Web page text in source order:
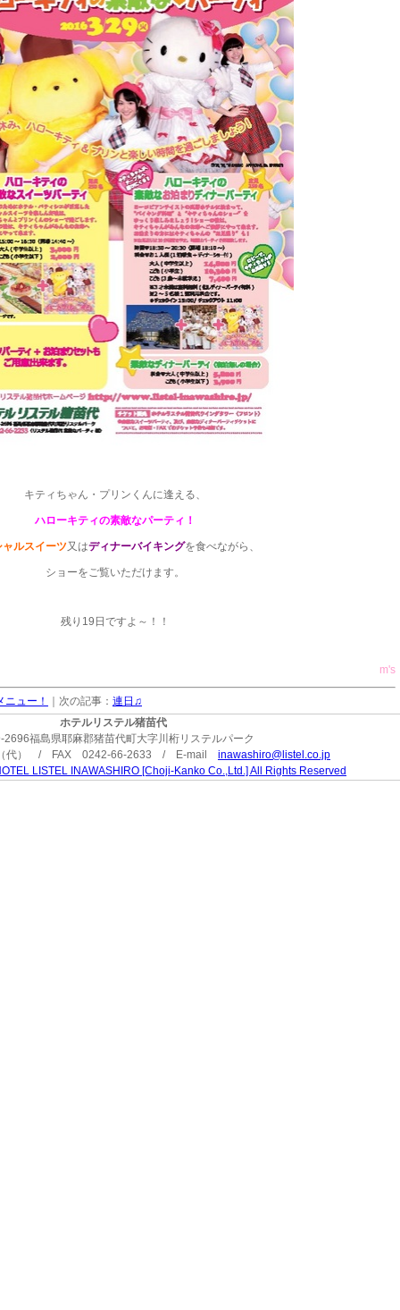
キティちゃん・プリンくんに逢える、
ハローキティの素敵なパーティ！
ルスイーツ又はディナーバイキングを食べながら、
ショーをご覧いただけます。
残り19日ですよ～！！
m's
ュー！ ｜次の記事： 連日♫
ホテルリステル猪苗代
2696福島県耶麻郡猪苗代町大字川桁リステルパーク
代） / FAX 0242-66-2633 / E-mail inawashiro@listel.co.jp
LISTEL INAWASHIRO [Choji-Kanko Co.,Ltd.] All Rights Reserved